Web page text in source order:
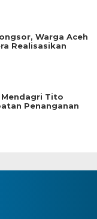
Warga Aceh
Realisasikan
Tito
Penanganan